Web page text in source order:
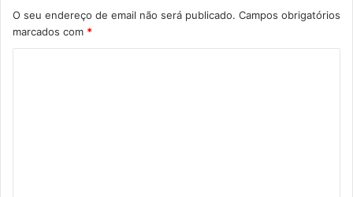
O seu endereço de email não será publicado. Campos obrigatórios
marcados com *